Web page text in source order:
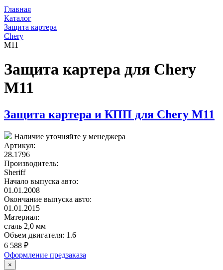
Главная
Каталог
Защита картера
Chery
M11
Защита картера для Chery
M11
Защита картера и КПП для Chery M11
Наличие уточняйте у менеджера
Артикул:
28.1796
Производитель:
Sheriff
Начало выпуска авто:
01.01.2008
Окончание выпуска авто:
01.01.2015
Материал:
сталь 2,0 мм
Объем двигателя: 1.6
6 588 ₽
Оформление предзаказа
×